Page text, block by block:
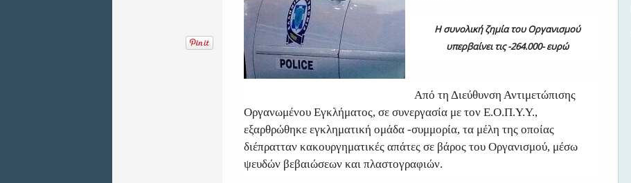
Η συνολική ζημία του Οργανισμού
υπερβαίνει τις -264.000- ευρώ
Από τη Διεύθυνση Αντιμετώπισης
Οργανωμένου Εγκλήματος, σε συνεργασία με τον Ε.Ο.Π.Υ.Υ.,
εξαρθρώθηκε εγκληματική ομάδα -συμμορία, τα μέλη της οποίας
διέπρατταν κακουργηματικές απάτες σε βάρος του Οργανισμού, μέσω
ψευδών βεβαιώσεων και πλαστογραφιών.